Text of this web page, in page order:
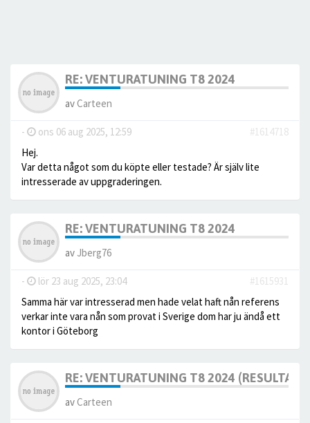
RE: VENTURATUNING T8 2024
avCarteen
- ons 06 aug 2025, 12:59
#1614718
Hej.
Var detta något som du köpte eller testade? Är själv lite
intresserade av uppgraderingen.
RE: VENTURATUNING T8 2024
av Jberg76
- lör 23 aug 2025, 23:04
#1615931
Samma här var intresserad men hade velat haft nån referens
verkar inte vara nån som provat i Sverige dom har ju ändå ett
kontor i Göteborg
RE: VENTURATUNING T8 2024 (RESULTAT)
avCarteen